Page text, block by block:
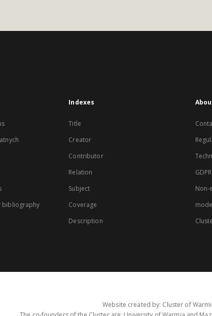
bibliography
Indexes
Title
Creator
Contributor
Relation
Subject
Coverage
Description
Non-
Website created by: Cluster of